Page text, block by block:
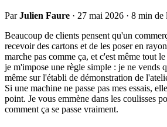
ParJulien Faure · 27 mai 2026 · 8 min de
Beaucoup de clients pensent qu'un
recevoir des cartons et de les poser en
marche pas comme ça, et c'est même tout
je m'impose une règle simple : je ne vends
même sur l'établi de démonstration de
Si une machine ne passe pas mes essais,
point. Je vous emmène dans les coulisses
comment ça se passe vraiment.